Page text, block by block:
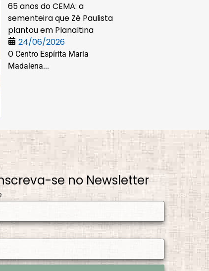
65 anos do CEMA: a
sementeira que Zé Paulista
plantou em Planaltina
24/06/2026
O Centro Espírita Maria
Madalena...
se no Newsletter